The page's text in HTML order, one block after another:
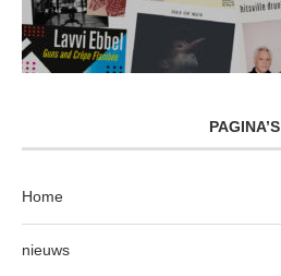
PAGINA’S
Home
nieuws